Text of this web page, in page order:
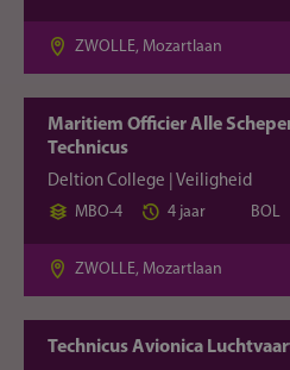
ZWOLLE, Mozartlaan
Maritiem Officier Alle
Technicus
Deltion College | Veiligheid
MBO-4
4 jaar BOL
ZWOLLE, Mozartlaan
Technicus Avionica